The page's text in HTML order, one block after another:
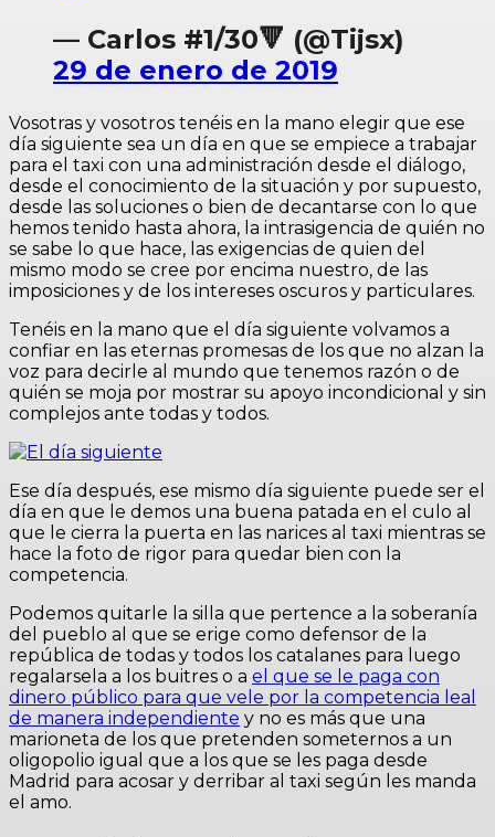
— Carlos #1/30🔻 (@Tijsx)
29 de enero de 2019
Vosotras y vosotros tenéis en la mano elegir que ese
día siguiente sea un día en que se empiece a trabajar
para el taxi con una administración desde el diálogo,
desde el conocimiento de la situación y por supuesto,
desde las soluciones o bien de decantarse con lo que
hemos tenido hasta ahora, la intrasigencia de quién no
se sabe lo que hace, las exigencias de quien del
mismo modo se cree por encima nuestro, de las
imposiciones y de los intereses oscuros y particulares.
Tenéis en la mano que el día siguiente volvamos a
confiar en las eternas promesas de los que no alzan la
voz para decirle al mundo que tenemos razón o de
quién se moja por mostrar su apoyo incondicional y sin
complejos ante todas y todos.
Ese día después, ese mismo día siguiente puede ser el
día en que le demos una buena patada en el culo al
que le cierra la puerta en las narices al taxi mientras se
hace la foto de rigor para quedar bien con la
competencia.
Podemos quitarle la silla que pertence a la soberanía
del pueblo al que se erige como defensor de la
república de todas y todos los catalanes para luego
regalarsela a los buitres o a el que se le paga con
dinero público para que vele por la competencia leal
de manera independiente y no es más que una
marioneta de los que pretenden someternos a un
oligopolio igual que a los que se les paga desde
Madrid para acosar y derribar al taxi según les manda
el amo.